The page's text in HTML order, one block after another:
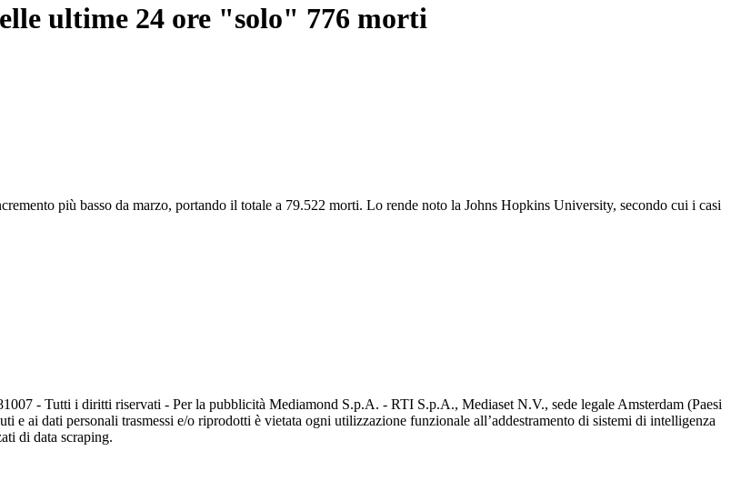
ultime 24 ore "solo" 776 morti
più basso da marzo, portando il totale a 79.522 morti. Lo rende noto la Johns Hopkins University, secondo cui i casi
- Tutti i diritti riservati - Per la pubblicità Mediamond S.p.A. - RTI S.p.A., Mediaset N.V., sede legale Amsterdam (Paesi
e ai dati personali trasmessi e/o riprodotti è vietata ogni utilizzazione funzionale all’addestramento di sistemi di intelligenza
di data scraping.